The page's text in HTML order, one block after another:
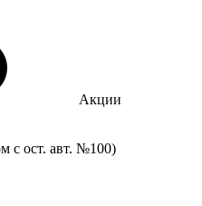
Акции
с ост. авт. №100)